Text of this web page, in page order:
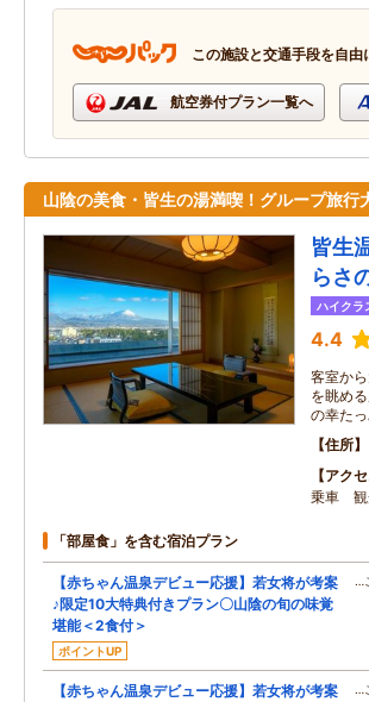
この施設と交通手段を自
航空券付プラン一覧へ
山陰の美食・皆生の湯満喫！グループ旅
皆生
らさ
ハイクラ
4.4
客室か
を眺め
の幸た
住所
アク
乗車 観
「部屋食」を含む宿泊プラン
【赤ちゃん温泉デビュー応援】若女将が考案
♪限定10大特典付きプラン〇山陰の旬の味覚
堪能＜2食付＞
ポイントUP
…
【赤ちゃん温泉デビュー応援】若女将が考案
…